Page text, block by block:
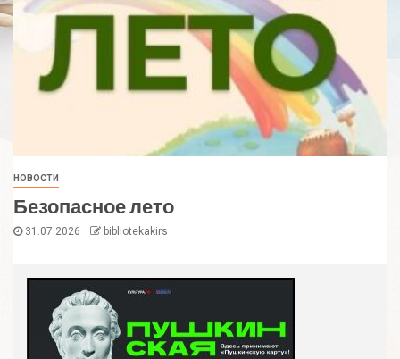
НОВОСТИ
Безопасное лето
31.07.2026 bibliotekakirs